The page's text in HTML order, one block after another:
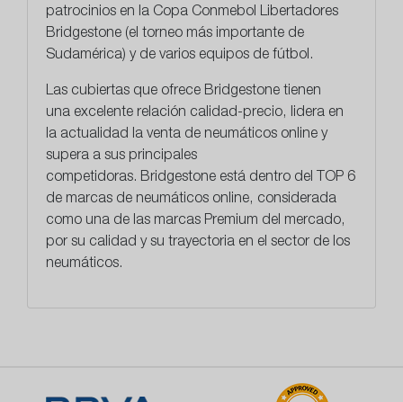
patrocinios en la Copa Conmebol Libertadores
Bridgestone (el torneo más importante de
Sudamérica) y de varios equipos de fútbol.
Las cubiertas que ofrece Bridgestone tienen
una excelente relación calidad-precio, lidera en
la actualidad la venta de neumáticos online y
supera a sus principales
competidoras. Bridgestone está dentro del TOP 6
de marcas de neumáticos online, considerada
como una de las marcas Premium del mercado,
por su calidad y su trayectoria en el sector de los
neumáticos.